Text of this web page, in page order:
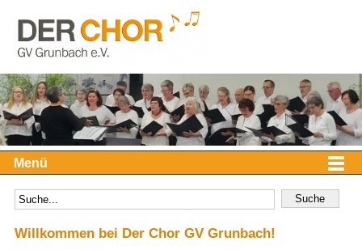
Menü
Willkommen bei Der Chor GV Grunbach!